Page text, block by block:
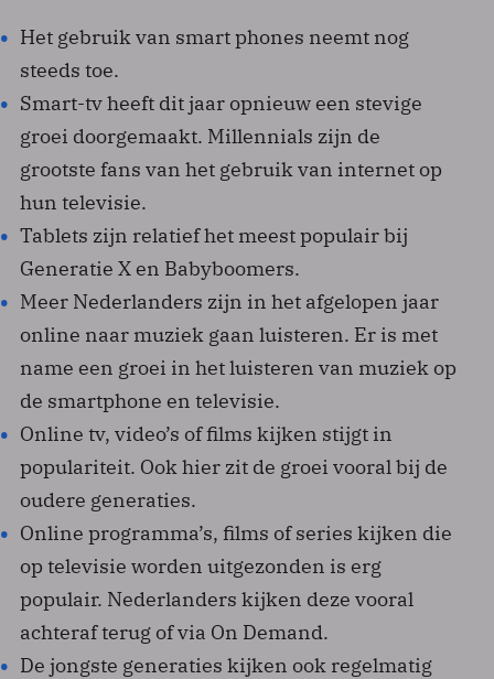
Het gebruik van smart phones neemt nog
steeds toe.
Smart-tv heeft dit jaar opnieuw een stevige
groei doorgemaakt. Millennials zijn de
grootste fans van het gebruik van internet op
hun televisie.
Tablets zijn relatief het meest populair bij
Generatie X en Babyboomers.
Meer Nederlanders zijn in het afgelopen jaar
online naar muziek gaan luisteren. Er is met
name een groei in het luisteren van muziek op
de smartphone en televisie.
Online tv, video’s of films kijken stijgt in
populariteit. Ook hier zit de groei vooral bij de
oudere generaties.
Online programma’s, films of series kijken die
op televisie worden uitgezonden is erg
populair. Nederlanders kijken deze vooral
achteraf terug of via On Demand.
De jongste generaties kijken ook regelmatig